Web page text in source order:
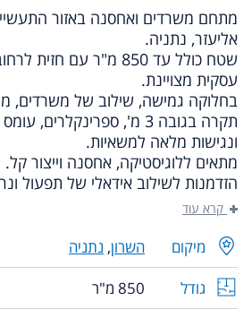
מתחם משרדים ואחסנה באזור
אליעזר, נתניה.
שטח כולל עד 850 מ"ר עם
עסקית מצויינת.
בחלוקה גמישה, שילוב של משרדים,
ונגישות מלאה למשאיות.
מתאים ללוגיסטיקה, אחסנה וייצור קל.
הזדמנות לשילוב אידאלי של תפעול
מיקום השרון, נתניה
גודל
850 מ"ר